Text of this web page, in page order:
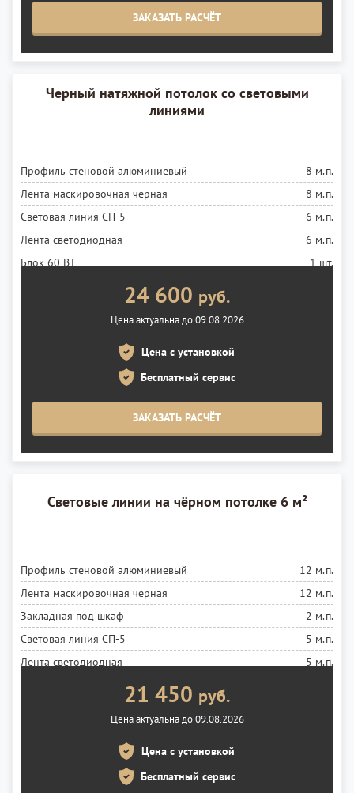
ЗАКАЗАТЬ РАСЧЁТ
Черный натяжной потолок со световыми
линиями
Профиль стеновой алюминиевый
8 м.п.
Лента маскировочная черная
8 м.п.
Световая линия СП-5
6 м.п.
Лента светодиодная
6 м.п.
Блок 60 ВТ
1 шт.
Полотно черное глянцевое MSD Premium
24 600 руб.
Цена актуальна до 09.08.2026
Цена с установкой
Бесплатный сервис
ЗАКАЗАТЬ РАСЧЁТ
Световые линии на чёрном потолке 6 м²
Профиль стеновой алюминиевый
12 м.п.
Лента маскировочная черная
12 м.п.
Закладная под шкаф
2 м.п.
Световая линия СП-5
5 м.п.
Лента светодиодная
5 м.п.
21 450 руб.
Цена актуальна до 09.08.2026
Цена с установкой
Бесплатный сервис